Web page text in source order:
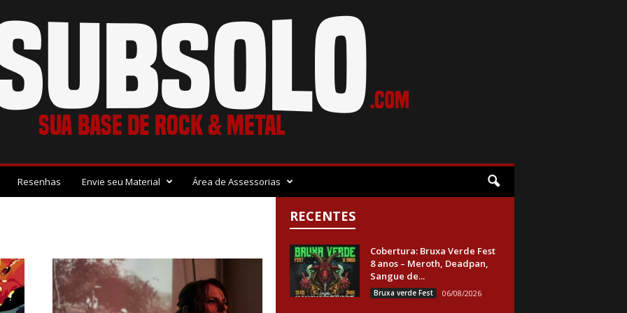
Resenhas Envie seu Material Área de Assessorias
RECENTES
Cobertura: Bruxa Verde Fest
8 anos – Meroth, Deadpan,
Sangue de...
Bruxa verde Fest 06/08/2026